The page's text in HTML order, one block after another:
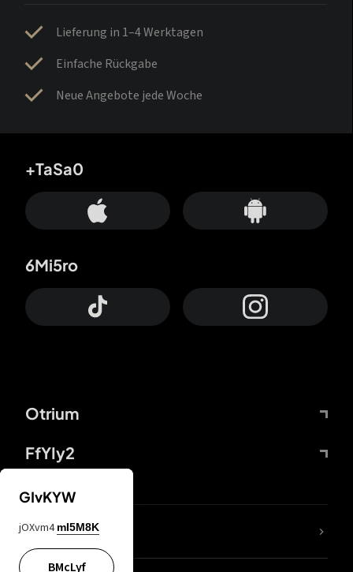
Lieferung in 1–4 Werktagen
Einfache Rückgabe
Neue Angebote jede Woche
Otrium
FfYIy2
+TaSa0
6Mi5ro
DDcvSo
GIvKYW
jOXvm4 mI5M8K
BMcLyf